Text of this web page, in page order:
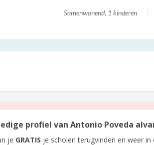
Samenwonend, 1 kinderen
profiel van Antonio Poveda
je GRATIS je scholen terugvinden en weer